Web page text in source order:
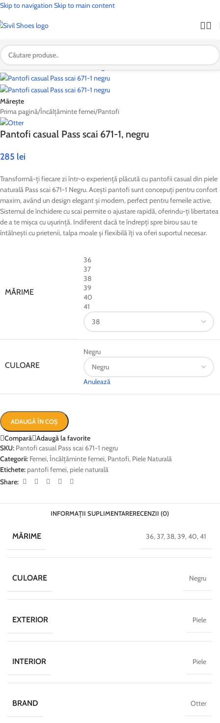
Skip to navigation Skip to main content
🎉OFERTĂ SPECIALĂ:
la toate comenzile!
Mărește
Prima pagină/Încălțăminte femei/Pantofi
Pantofi casual Pass scai 671-1, negru
285 lei
Transformă-ți fiecare zi într-o experiență plăcută cu pantofii casual din piele
naturală Pass scai 671-1 Negru. Acești pantofi sunt concepuți pentru confort
maxim, având un design elegant și modern, perfect pentru femeile active.
Sistemul de închidere cu scai permite o ajustare rapidă, oferindu-ți libertatea
de a te mișca cu ușurință. Indiferent dacă te îndrepți spre birou sau te
întâlnești cu prietenii, talpa moale și flexibilă îți va oferi suportul necesar.
MĂRIME
36
37
38
39
40
41
CULOARE
Negru
Anulează
ADAUGĂ ÎN COȘ
Compară Adaugă la favorite
SKU: Pantofi casual Pass scai 671-1 negru
Categorii: Femei,Încălțăminte femei, Pantofi, Piele Naturală
Etichete: pantofi femei, piele naturală
Share:
INFORMAȚII SUPLIMENTARERECENZII (0)
MĂRIME 36,37,38,39,40,41
CULOARE Negru
EXTERIOR Piele
INTERIOR Piele
BRAND Otter